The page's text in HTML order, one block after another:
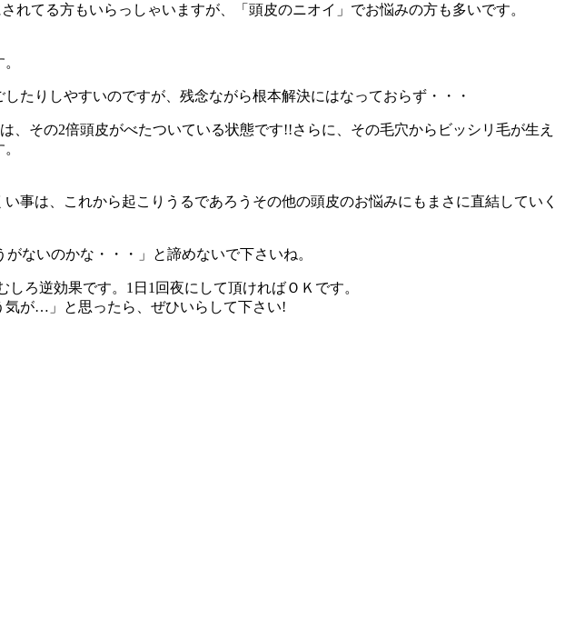
てる方もいらっしゃいますが、「頭皮のニオイ」でお悩みの方も多いです。
たりしやすいのですが、残念ながら根本解決にはなっておらず・・・
その2倍頭皮がべたついている状態です!!さらに、その毛穴からビッシリ毛が生え
事は、これから起こりうるであろうその他の頭皮のお悩みにもまさに直結していく
ないのかな・・・」と諦めないで下さいね。
ろ逆効果です。1日1回夜にして頂ければＯＫです。
気が…」と思ったら、ぜひいらして下さい!